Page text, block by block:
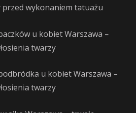
przed wykonaniem tatuażu
u kobiet Warszawa –
twarzy
u kobiet Warszawa –
twarzy